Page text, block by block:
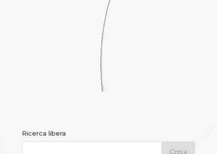
Ricerca libera